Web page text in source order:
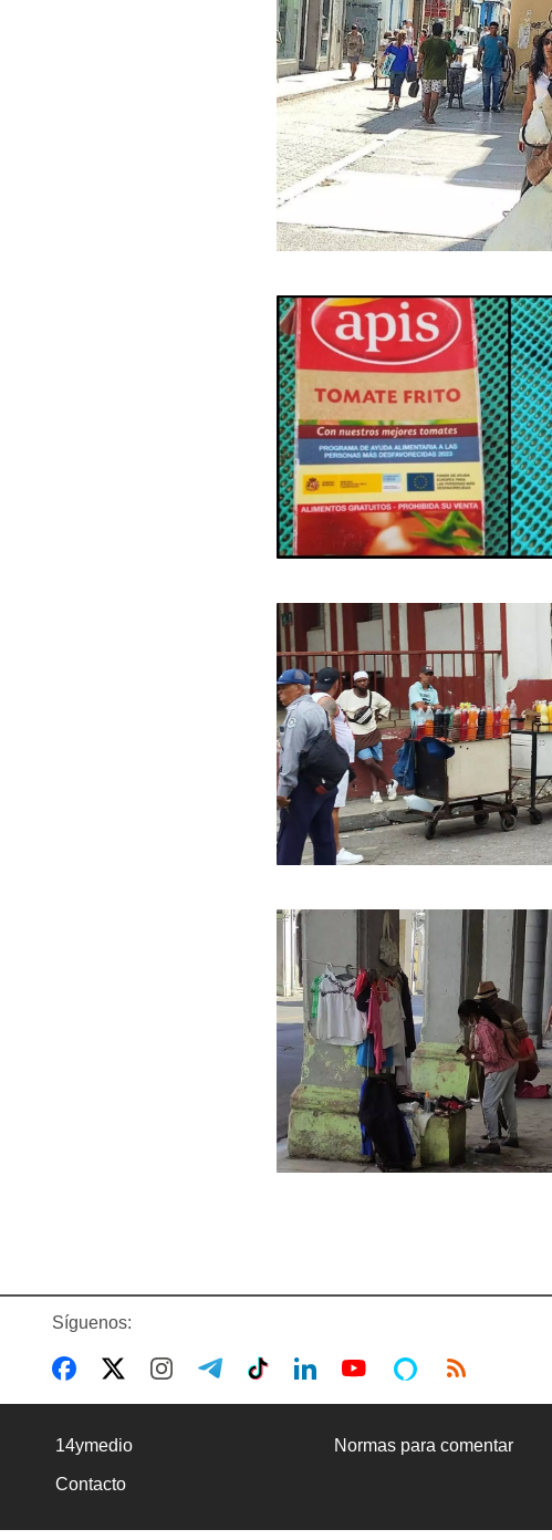
Síguenos:
14ymedio Normas para comentar
Contacto